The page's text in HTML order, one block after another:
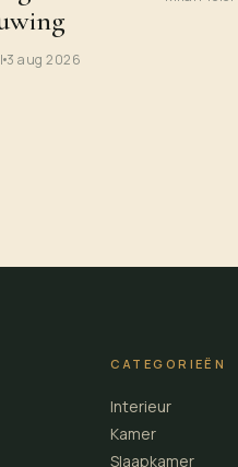
3 aug 2026
CATEGORIEËN
Interieur
Kamer
Slaapkamer